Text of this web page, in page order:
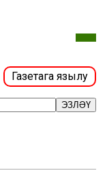
Газетага язылу
ЭЗЛӘҮ